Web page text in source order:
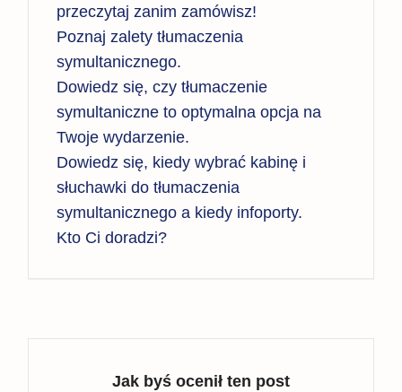
przeczytaj zanim zamówisz!
Poznaj zalety tłumaczenia
symultanicznego.
Dowiedz się, czy tłumaczenie
symultaniczne to optymalna opcja na
Twoje wydarzenie.
Dowiedz się, kiedy wybrać kabinę i
słuchawki do tłumaczenia
symultanicznego a kiedy infoporty.
Kto Ci doradzi?
Jak byś ocenił ten post